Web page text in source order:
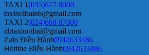
TAXI 1(035)677 8000
taxinoibainb@gmail.com
TAXI 2(024)668 67000
nbtaxinoibai@gmail.com
Zalo Điều Hành0942633486
Hotline Điều Hành0942633486